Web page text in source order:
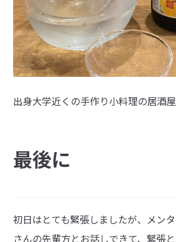
出身大学近くの手作り小料理の居酒屋
最後に
初日はとても緊張しましたが、メン
さんの先輩方とお話しできて、緊張